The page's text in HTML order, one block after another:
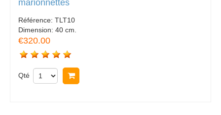
marionnettes
Référence: TLT10
Dimension: 40 cm.
€320.00
Qté